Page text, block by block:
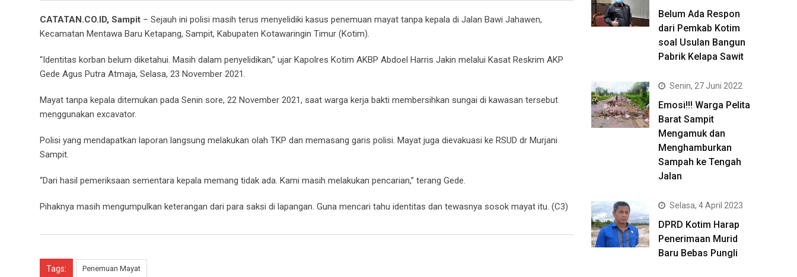
CATATAN.CO.ID, Sampit – Sejauh ini polisi masih terus menyelidiki kasus penemuan mayat tanpa kepala di Jalan Bawi Jahawen,
Kecamatan Mentawa Baru Ketapang, Sampit, Kabupaten Kotawaringin Timur (Kotim).
“Identitas korban belum diketahui. Masih dalam penyelidikan,” ujar Kapolres Kotim AKBP Abdoel Harris Jakin melalui Kasat Reskrim AKP
Gede Agus Putra Atmaja, Selasa, 23 November 2021.
Mayat tanpa kepala ditemukan pada Senin sore, 22 November 2021, saat warga kerja bakti membersihkan sungai di kawasan tersebut
menggunakan excavator.
Polisi yang mendapatkan laporan langsung melakukan olah TKP dan memasang garis polisi. Mayat juga dievakuasi ke RSUD dr Murjani
Sampit.
“Dari hasil pemeriksaan sementara kepala memang tidak ada. Kami masih melakukan pencarian,” terang Gede.
Pihaknya masih mengumpulkan keterangan dari para saksi di lapangan. Guna mencari tahu identitas dan tewasnya sosok mayat itu. (C3)
Tags: Penemuan Mayat
Belum Ada Respon
dari Pemkab Kotim
soal Usulan Bangun
Pabrik Kelapa Sawit
Senin, 27 Juni 2022
Emosi!!! Warga Pelita
Barat Sampit
Mengamuk dan
Menghamburkan
Sampah ke Tengah
Jalan
Selasa, 4 April 2023
DPRD Kotim Harap
Penerimaan Murid
Baru Bebas Pungli